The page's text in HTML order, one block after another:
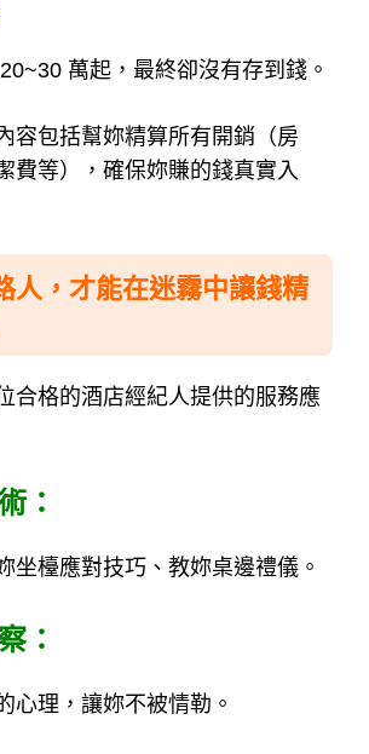
萬起，最終卻沒有存到錢。
容包括幫妳精算所有開銷（房
費等），確保妳賺的錢真實入
人，才能在迷霧中讓錢精
合格的酒店經紀人提供的服務應
：
坐檯應對技巧、教妳桌邊禮儀。
：
心理，讓妳不被情勒。